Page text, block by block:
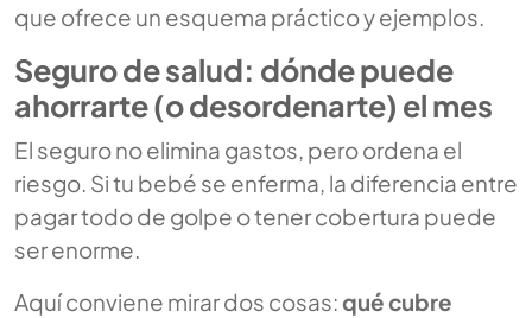
que ofrece un esquema práctico y ejemplos.
Seguro de salud: dónde puede
ahorrarte (o desordenarte) el mes
El seguro no elimina gastos, pero ordena el
riesgo. Si tu bebé se enferma, la diferencia entre
pagar todo de golpe o tener cobertura puede
ser enorme.
Aquí conviene mirar dos cosas:qué cubre